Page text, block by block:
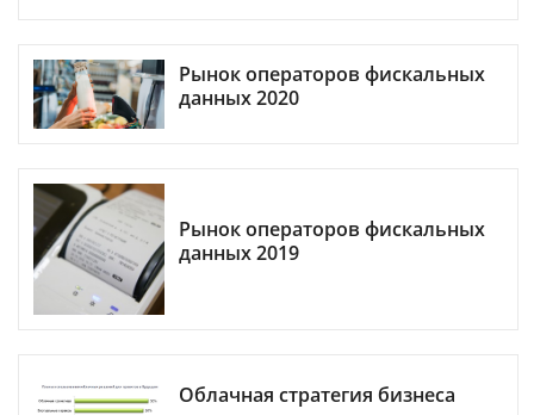
Рынок операторов фискальных
данных 2020
Рынок операторов фискальных
данных 2019
Облачная стратегия бизнеса